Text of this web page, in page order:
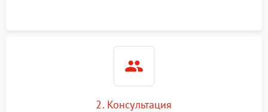
2. Консультация